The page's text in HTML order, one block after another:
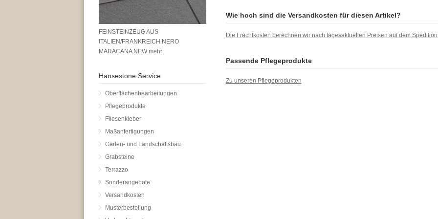
Wie hoch sind die Versandkosten für diesen Artikel?
Die Frachtkosten berechnen wir nach tagesaktuellen Preisen auf dem
Passende Pflegeprodukte
Zu unseren Pflegeprodukten
FEINSTEINZEUG AUS
ITALIEN/FRANKREICH NERO
MARACANA NEW mehr
Hansestone Service
Oberflächenbearbeitungen
Pflegeprodukte
Fliesenkleber
Maßanfertigungen
Garten- und Landschaftsbau
Grabsteine
Terrazzo
Sonderangebote
Versandkosten
Musterbestellung